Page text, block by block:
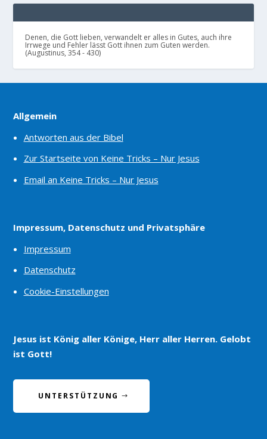
Denen, die Gott lieben, verwandelt er alles in Gutes, auch ihre
Irrwege und Fehler lässt Gott ihnen zum Guten werden.
(Augustinus, 354 - 430)
Allgemein
Antworten aus der Bibel
Zur Startseite von Keine Tricks – Nur Jesus
Email an Keine Tricks – Nur Jesus
Impressum, Datenschutz und Privatsphäre
Impressum
Datenschutz
Cookie-Einstellungen
Jesus ist König aller Könige, Herr aller Herren. Gelobt
ist Gott!
UNTERSTÜTZUNG